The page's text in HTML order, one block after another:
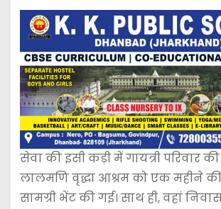
सेवा की इसी कड़ी में गायत्री परिवार
लालमणि वृद्धा आश्रम को एक महीने
सामग्री भेंट की गई। साथ ही, वहां